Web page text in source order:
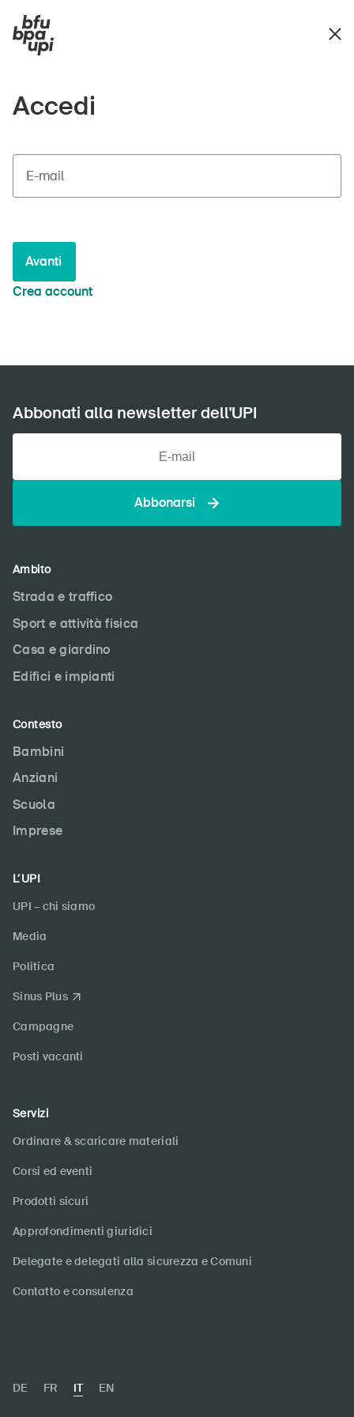
Accedi
E-mail
Avanti
Crea account
Abbonati alla newsletter dell'UPI
Abbonarsi
Ambito
Strada e traffico
Sport e attività fisica
Casa e giardino
Edifici e impianti
Contesto
Bambini
Anziani
Scuola
Imprese
L’UPI
UPI – chi siamo
Media
Politica
Sinus Plus
Campagne
Posti vacanti
Servizi
Ordinare & scaricare materiali
Corsi ed eventi
Prodotti sicuri
Approfondimenti giuridici
Delegate e delegati alla sicurezza e Comuni
Contatto e consulenza
DE FR IT EN